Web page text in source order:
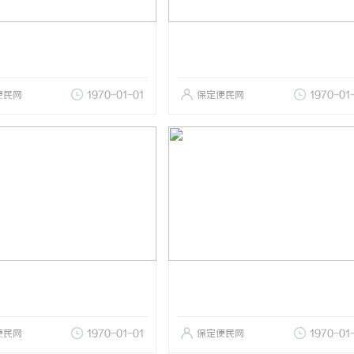
民网 1970-01-01 保定便民网 1970-
民网 1970-01-01 保定便民网 1970-